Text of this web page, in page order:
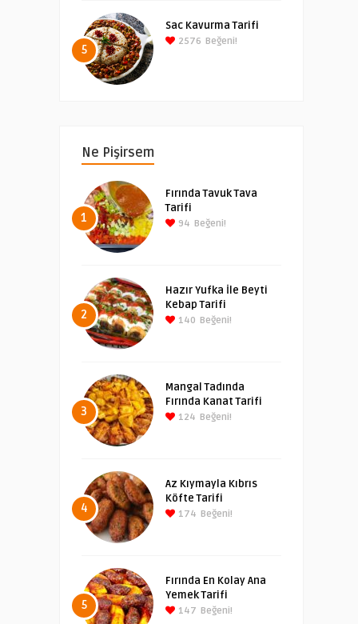
5
Sac Kavurma Tarifi
2576 Beğeni!
Ne Pişirsem
1
Fırında Tavuk Tava
Tarifi
94 Beğeni!
2
Hazır Yufka İle Beyti
Kebap Tarifi
140 Beğeni!
3
Mangal Tadında
Fırında Kanat Tarifi
124 Beğeni!
4
Az Kıymayla Kıbrıs
Köfte Tarifi
174 Beğeni!
5
Fırında En Kolay Ana
Yemek Tarifi
147 Beğeni!